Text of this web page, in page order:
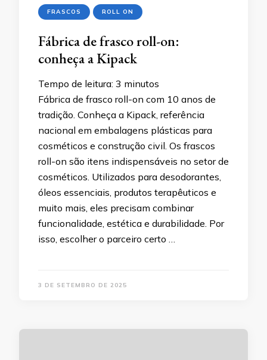
FRASCOS ROLL ON
Fábrica de frasco roll-on:
conheça a Kipack
Tempo de leitura: 3 minutos
Fábrica de frasco roll-on com 10 anos de
tradição. Conheça a Kipack, referência
nacional em embalagens plásticas para
cosméticos e construção civil. Os frascos
roll-on são itens indispensáveis no setor de
cosméticos. Utilizados para desodorantes,
óleos essenciais, produtos terapêuticos e
muito mais, eles precisam combinar
funcionalidade, estética e durabilidade. Por
isso, escolher o parceiro certo …
3 DE SETEMBRO DE 2025